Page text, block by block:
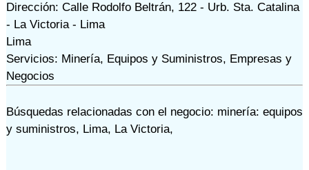
Dirección: Calle Rodolfo Beltrán, 122 - Urb. Sta. Catalina
- La Victoria - Lima
Lima
Servicios: Minería, Equipos y Suministros, Empresas y
Negocios
Búsquedas relacionadas con el negocio: minería: equipos
y suministros, Lima, La Victoria,